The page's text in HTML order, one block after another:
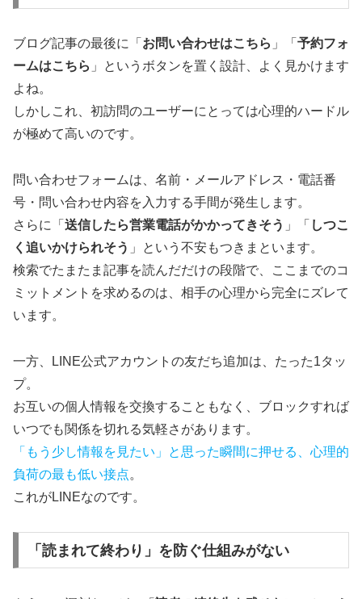
ブログ記事の最後に「 お問い合わせはこちら 」「 予約フォ
ームはこちら 」というボタンを置く設計、よく見かけます
よね。
しかしこれ、初訪問のユーザーにとっては心理的ハードル
が極めて高いのです。
問い合わせフォームは、名前・メールアドレス・電話番
号・問い合わせ内容を入力する手間が発生します。
さらに「 送信したら営業電話がかかってきそう 」「 しつこ
く追いかけられそう 」という不安もつきまといます。
検索でたまたま記事を読んだだけの段階で、ここまでのコ
ミットメントを求めるのは、相手の心理から完全にズレて
います。
一方、LINE公式アカウントの友だち追加は、たった1タッ
プ。
お互いの個人情報を交換することもなく、ブロックすれば
いつでも関係を切れる気軽さがあります。
「もう少し情報を見たい」と思った瞬間に押せる、心理的
負荷の最も低い接点。
これがLINEなのです。
「読まれて終わり」を防ぐ仕組みがない